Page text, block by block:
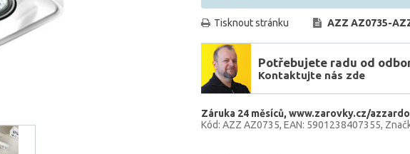
Tisknout stránku AZZ AZ0735-
Potřebujete radu od
Kontaktujte nás zde
Záruka 24 měsíců www.zarovky.cz/azzardo
Kód: AZZ AZ0735 EAN: 5901238407355